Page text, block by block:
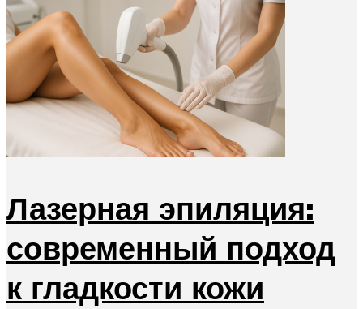
Лазерная эпиляция:
современный подход
к гладкости кожи